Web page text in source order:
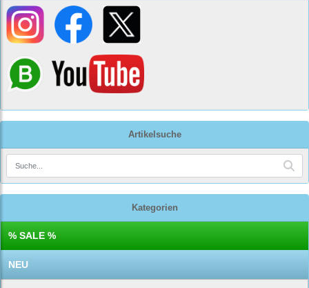
Artikelsuche
Kategorien
% SALE %
NEU